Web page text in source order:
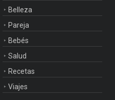
Belleza
Pareja
Bebés
Salud
Recetas
Viajes